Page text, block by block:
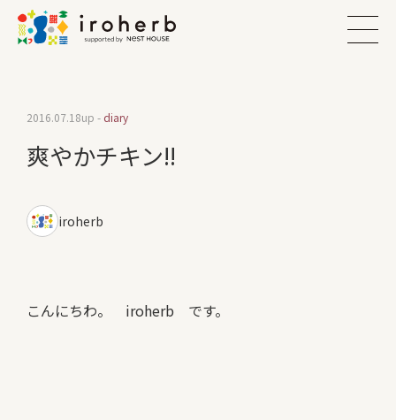
爽やかチキン!!
2016.07.18up - diary
iroherb
こんにちわ。 iroherb です。